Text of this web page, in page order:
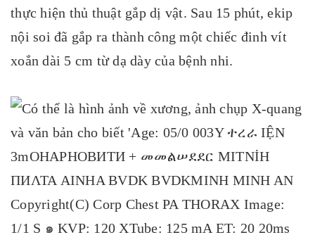
thực hiện thủ thuật gắp dị vật. Sau 15 phút, ekip
nội soi đã gắp ra thành công một chiếc đinh vít
xoắn dài 5 cm từ dạ dày của bệnh nhi.